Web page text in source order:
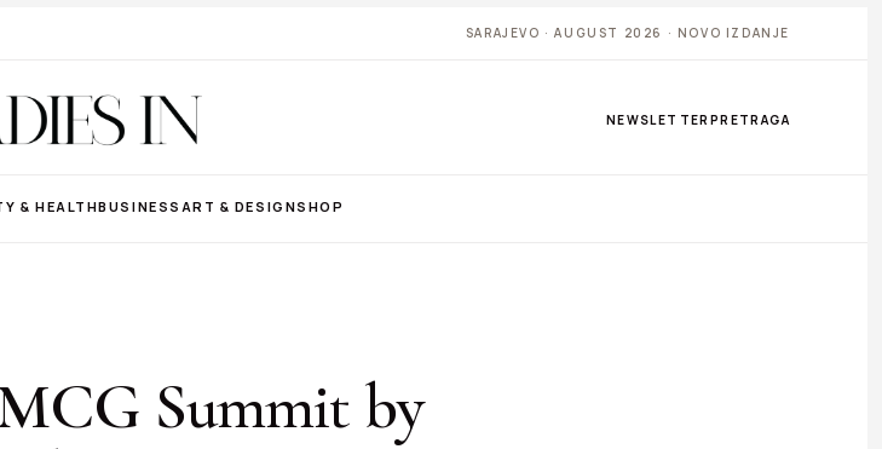
SARAJEVO · AUGUST 2026 · NOVO IZDANJE
NEWSLETTER PRETRAGA
& HEALTHBUSINESS ART & DESIGNSHOP
Summit by